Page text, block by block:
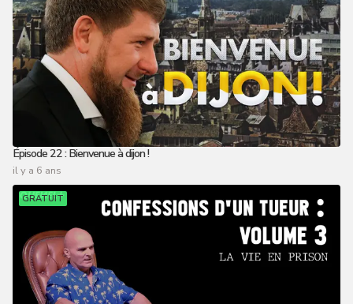
Épisode 22 : Bienvenue à dijon !
il y a 6 ans
GRATUIT